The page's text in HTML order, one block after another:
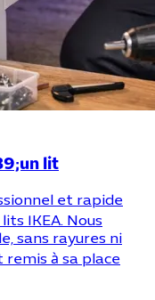
lit
et rapide
IKEA. Nous
sans rayures ni
à sa place